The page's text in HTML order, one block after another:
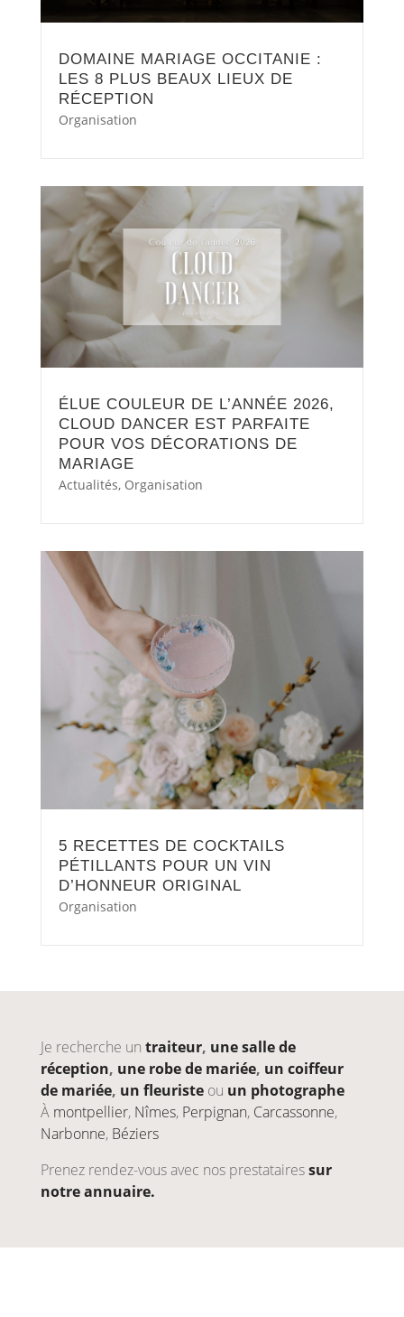
DOMAINE MARIAGE OCCITANIE :
LES 8 PLUS BEAUX LIEUX DE
RÉCEPTION
Organisation
ÉLUE COULEUR DE L’ANNÉE 2026,
CLOUD DANCER EST PARFAITE
POUR VOS DÉCORATIONS DE
MARIAGE
Actualités, Organisation
5 RECETTES DE COCKTAILS
PÉTILLANTS POUR UN VIN
D’HONNEUR ORIGINAL
Organisation
Je recherche un traiteur, une salle de
réception, une robe de mariée, un coiffeur
de mariée, un fleuriste ou un photographe
À montpellier, Nîmes, Perpignan, Carcassonne,
Narbonne, Béziers
Prenez rendez-vous avec nos prestatairessur
notre annuaire.